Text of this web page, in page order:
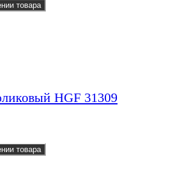
товара
HGF 31309
товара